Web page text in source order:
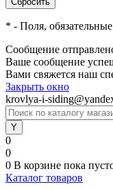
* - Поля,
Сообщение
Ваше сообщение
Вами свяжется наш
Закрыть окно
krovlya-i-
0
0
0 В корзине пока
Каталог товаров